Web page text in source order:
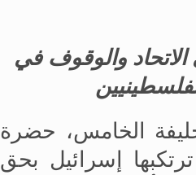
الاتحاد والوقوف في
الخامس، حضرة
إسرائيل بحق